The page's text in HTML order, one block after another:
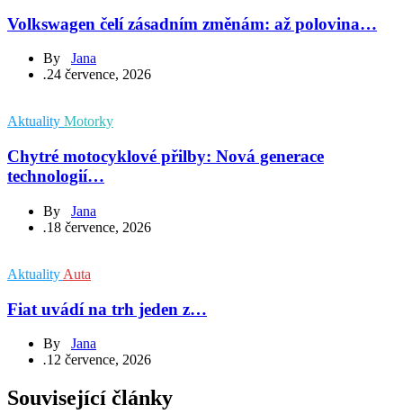
Volkswagen čelí zásadním změnám: až polovina…
By Jana
.24 července, 2026
Aktuality Motorky
Chytré motocyklové přilby: Nová generace
technologií…
By Jana
.18 července, 2026
Aktuality Auta
Fiat uvádí na trh jeden z…
By Jana
.12 července, 2026
Související články